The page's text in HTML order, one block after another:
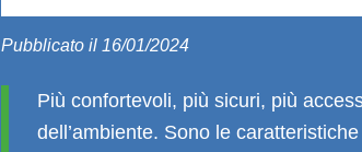
Pubblicato il 16/01/2024
Più confortevoli, più sicuri, più
dell’ambiente. Sono le